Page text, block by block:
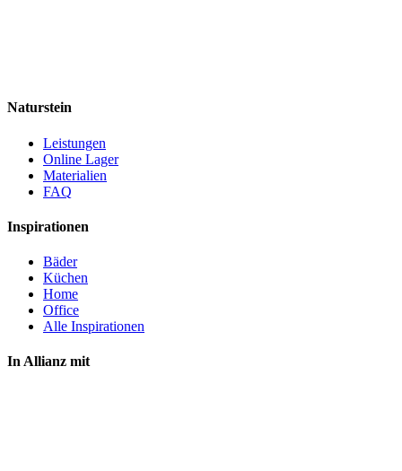
Naturstein
Leistungen
Online Lager
Materialien
FAQ
Inspirationen
Bäder
Küchen
Home
Office
Alle Inspirationen
In Allianz mit